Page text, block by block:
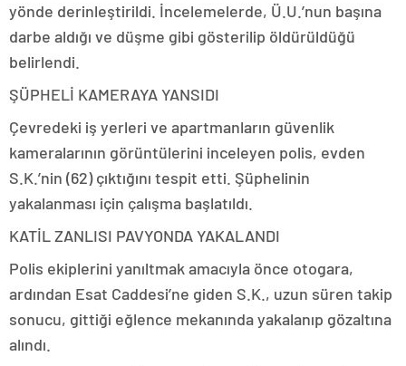
yönde derinleştirildi. İncelemelerde, Ü.U.’nun başına
darbe aldığı ve düşme gibi gösterilip öldürüldüğü
belirlendi.
ŞÜPHELİ KAMERAYA YANSIDI
Çevredeki iş yerleri ve apartmanların güvenlik
kameralarının görüntülerini inceleyen polis, evden
S.K.’nin (62) çıktığını tespit etti. Şüphelinin
yakalanması için çalışma başlatıldı.
KATİL ZANLISI PAVYONDA YAKALANDI
Polis ekiplerini yanıltmak amacıyla önce otogara,
ardından Esat Caddesi’ne giden S.K., uzun süren takip
sonucu, gittiği eğlence mekanında yakalanıp gözaltına
alındı.